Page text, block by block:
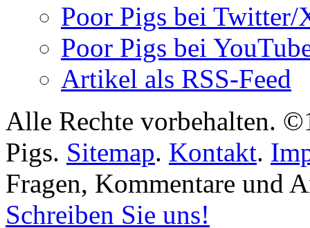
Poor Pigs bei Twitter/
Poor Pigs bei
Artikel als RSS-Feed
Alle Rechte vorbehalten.
Pigs. Sitemap. Kontakt.
Fragen, Kommentare und
Schreiben Sie uns!